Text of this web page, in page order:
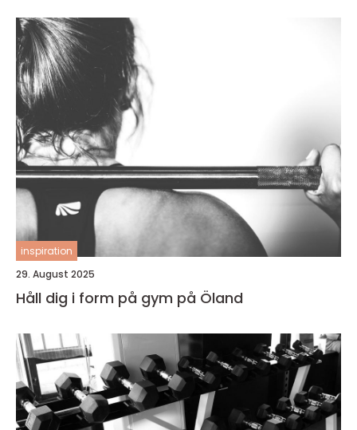
inspiration
29. August 2025
Håll dig i form på gym på Öland